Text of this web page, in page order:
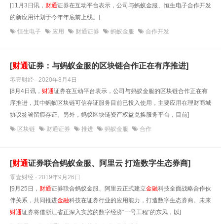
[11月3日讯， 财通证券在互动平台表示，公司与蚂蚁金服、恒生电子合作开发
的新应用计划于今年年底前上线。]
恒生电子 应用 财通证券 蚂蚁金服 合作开发
[财通证券：与蚂蚁金服的区块链合作正在有序推进]
零壹财经 · 2020年8月4日
[8月4日讯， 财通证券在互动平台表示，公司与蚂蚁金服的区块链合作正在有
序推进，其中蚂蚁区块链可信存证服务目前已投入使用，主要应用在理财商城
协议签署留痕存证。另外，蚂蚁区块链资产权益兑换服务平台，目前]
区块链 财通证券 推进 蚂蚁金服 合作
[财通证券联合蚂蚁金服、阿里云 打造数字生态券商]
零壹财经 · 2019年9月26日
[9月25日， 财通证券联合蚂蚁金服、阿里云正式建立金融科技全面战略合作伙
伴关系，共同推进金融科技在证券行业的应用能力，打造数字生态券商。未来
财通证券将借浙江省正深入实施的数字经济“一号工程”的东风，以]